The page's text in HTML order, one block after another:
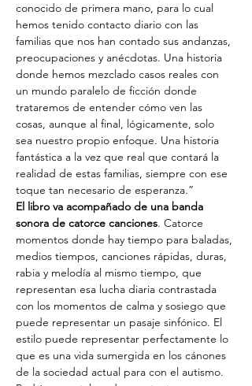
conocido de primera mano, para lo cual
hemos tenido contacto diario con las
familias que nos han contado sus andanzas,
preocupaciones y anécdotas. Una historia
donde hemos mezclado casos reales con
un mundo paralelo de ficción donde
trataremos de entender cómo ven las
cosas, aunque al final, lógicamente, solo
sea nuestro propio enfoque. Una historia
fantástica a la vez que real que contará la
realidad de estas familias, siempre con ese
toque tan necesario de esperanza.”
El libro va acompañado de una banda
sonora de catorce canciones. Catorce
momentos donde hay tiempo para baladas,
medios tiempos, canciones rápidas, duras,
rabia y melodía al mismo tiempo, que
representan esa lucha diaria contrastada
con los momentos de calma y sosiego que
puede representar un pasaje sinfónico. El
estilo puede representar perfectamente lo
que es una vida sumergida en los cánones
de la sociedad actual para con el autismo.